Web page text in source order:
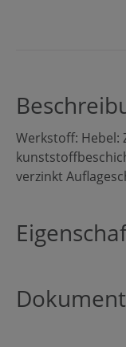
Werkstoff: Hebel:
verzinkt